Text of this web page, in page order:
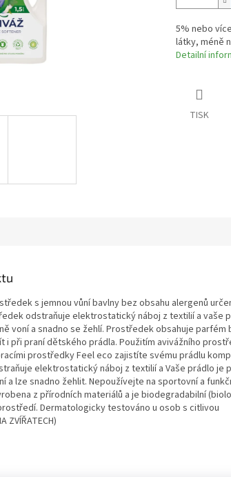
5% nebo
látky, méně
Detailní
TISK
s jemnou vůní bavlny bez obsahu alergenů
odstraňuje elektrostatický náboj z textilií a vaše
voní a snadno se žehlí. Prostředek obsahuje parfém
i při praní dětského prádla. Použitím avivážního
prostředky Feel eco zajistíte svému prádlu
elektrostatický náboj z textilií a Vaše prádlo je
a lze snadno žehlit. Nepoužívejte na sportovní a
z přírodních materiálů a je biodegradabilní
Dermatologicky testováno u osob s citlivou
ZVÍŘATECH)